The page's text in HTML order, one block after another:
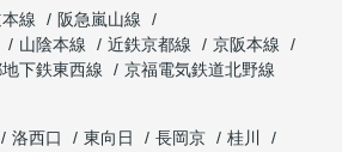
線
阪急嵐山線
山陰本線 近鉄京都線
京阪本線
下鉄東西線
京福電気鉄道北野線
洛西口 東向日 長岡京
桂川